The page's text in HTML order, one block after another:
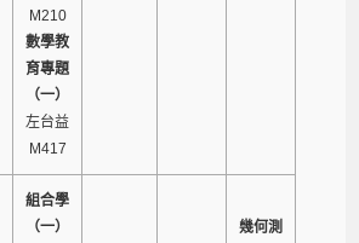
M210
數學教
育專題
（一）
左台益
M417
組合學
（一）
幾何測